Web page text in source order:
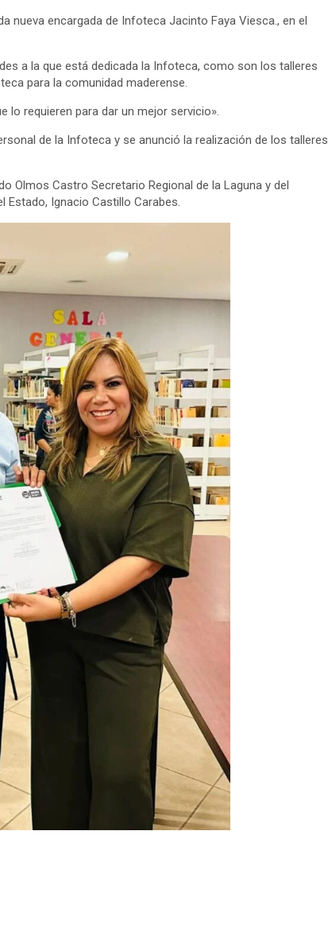
nueva encargada de Infoteca Jacinto Faya Viesca., en el
a la que está dedicada la Infoteca, como son los talleres
para la comunidad maderense.
lo requieren para dar un mejor servicio».
de la Infoteca y se anunció la realización de los talleres
Olmos Castro Secretario Regional de la Laguna y del
Estado, Ignacio Castillo Carabes.